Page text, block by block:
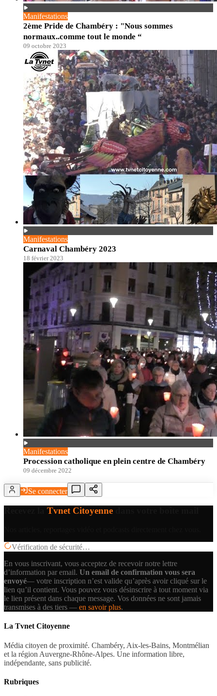
Manifestations
2ème Pride de Chambéry : "Nous sommes
normaux..comme tout le monde “
09 octobre 2023
Manifestations
Carnaval Chambéry 2023
18 février 2023
Manifestations
Procession catholique en plein centre de Chambéry
09 décembre 2022
Se connecter
Tvnet Citoyenne
Vérification de sécurité…
En vous inscrivant, vous acceptez de recevoir notre lettre
d’information par email. Un email de confirmation vous sera
envoyé— votre inscription n’est valide qu’après avoir cliqué sur le
lien qu’il contient. Vous pouvez vous désinscrire à tout moment via
le lien présent dans chaque message. Vos données ne sont jamais
transmises à des tiers — en savoir plus.
La Tvnet Citoyenne
Média citoyen de proximité. Chambéry, Aix-les-Bains, Montmélian
et la région Auvergne-Rhône-Alpes. Une information libre,
indépendante, sans publicité.
Rubriques